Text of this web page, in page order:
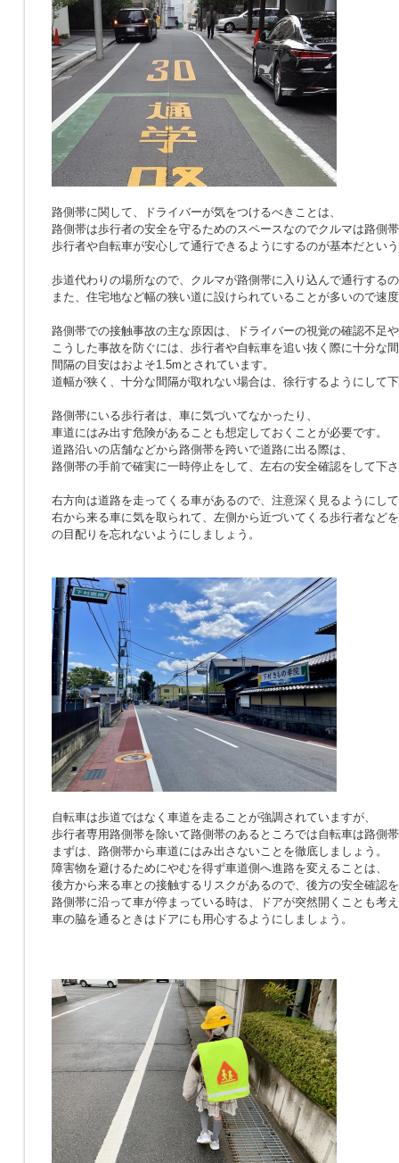
路側帯に関して、ドライバーが気をつけるべきことは、
路側帯は歩行者の安全を守るためのスペースなのでクルマは路側
歩行者や自転車が安心して通行できるようにするのが基本だとい
歩道代わりの場所なので、クルマが路側帯に入り込んで通行する
また、住宅地など幅の狭い道に設けられていることが多いので速
路側帯での接触事故の主な原因は、ドライバーの視覚の確認不足
こうした事故を防ぐには、歩行者や自転車を追い抜く際に十分な
間隔の目安はおよそ1.5mとされています。
道幅が狭く、十分な間隔が取れない場合は、徐行するようにして
路側帯にいる歩行者は、車に気づいてなかったり、
車道にはみ出す危険があることも想定しておくことが必要です。
道路沿いの店舗などから路側帯を跨いで道路に出る際は、
路側帯の手前で確実に一時停止をして、左右の安全確認をして下
右方向は道路を走ってくる車があるので、注意深く見るようにし
右から来る車に気を取られて、左側から近づいてくる歩行者など
の目配りを忘れないようにしましょう。
自転車は歩道ではなく車道を走ることが強調されていますが、
歩行者専用路側帯を除いて路側帯のあるところでは自転車は路側
まずは、路側帯から車道にはみ出さないことを徹底しましょう。
障害物を避けるためにやむを得ず車道側へ進路を変えることは、
後方から来る車との接触するリスクがあるので、後方の安全確認
路側帯に沿って車が停まっている時は、ドアが突然開くことも考
車の脇を通るときはドアにも用心するようにしましょう。